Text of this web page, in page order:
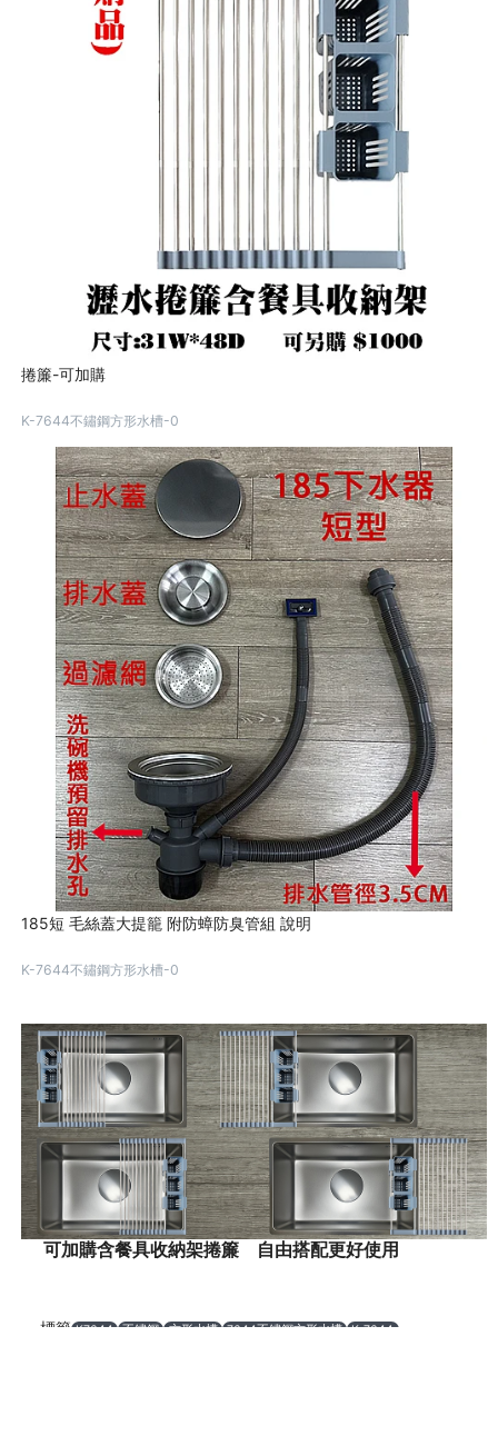
捲簾-可加購
K-7644不鏽鋼方形水槽-0
185短 毛絲蓋大提籠 附防蟑防臭管組 說明
K-7644不鏽鋼方形水槽-0
可加購含餐具收納架捲簾 自由搭配更好使用
標籤 K7644 不鏽鋼 方形水槽 7644不鏽鋼方形水槽 K-7644